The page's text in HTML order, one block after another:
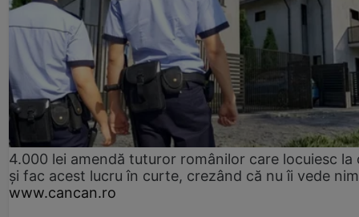
4.000 lei amendă tuturor românilor care locuiesc la
și fac acest lucru în curte, crezând că nu îi vede
www.cancan.ro